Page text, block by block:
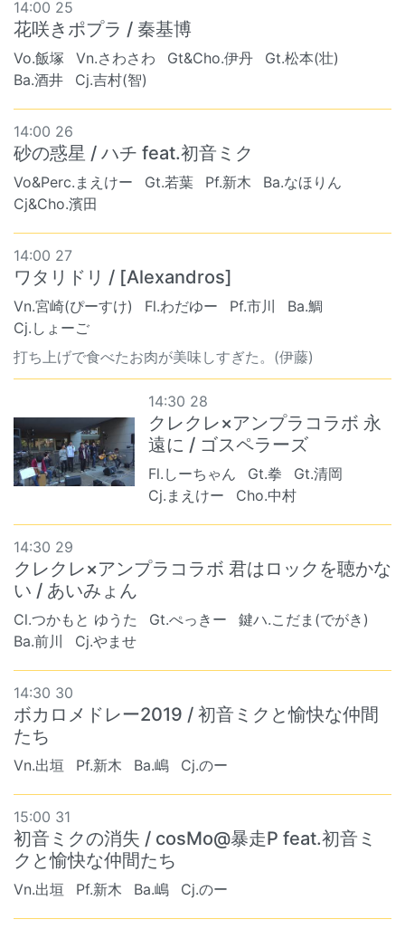
14:00 25
花咲きポプラ / 秦基博
Vo.飯塚 Vn.さわさわ Gt&Cho.伊丹
Gt.松本(壮)
Ba.酒井
Cj.吉村(智)
14:00 26
砂の惑星 / ハチ feat.初音ミク
Vo&Perc.まえけー Gt.若葉 Pf.新木
Ba.なほりん
Cj&Cho.濱田
14:00 27
ワタリドリ / [Alexandros]
Vn.宮崎(ぴーすけ) Fl.わだゆー Pf.市川
Ba.鯛
Cj.しょーご
打ち上げで食べたお肉が美味しすぎた。(伊藤)
14:30 28
クレクレ×アンプラコラボ 永
遠に / ゴスペラーズ
Fl.しーちゃん Gt.拳
Gt.清岡
Cj.まえけー
Cho.中村
14:30 29
クレクレ×アンプラコラボ 君はロックを聴かな
い / あいみょん
Cl.つかもと ゆうた Gt.ぺっきー
鍵ハ.こだま(でがき)
Ba.前川
Cj.やませ
14:30 30
ボカロメドレー2019 / 初音ミクと愉快な仲間
たち
Vn.出垣 Pf.新木 Ba.嶋 Cj.のー
15:00 31
初音ミクの消失 / cosMo@暴走P feat.初音ミ
クと愉快な仲間たち
Vn.出垣 Pf.新木 Ba.嶋 Cj.のー